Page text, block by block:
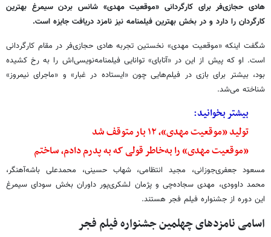
هادی حجازی‌فر برای کارگردانی «موقعیت مهدی» شانس بردن سیمرغ بهترین
کارگردان را دارد و در بخش بهترین فیلمنامه نیز نامزد دریافت جایزه است.
شگفت اینکه «موقعیت مهدی» نخستین تجربه هادی حجازی‌فر در مقام کارگردانی
است. او که پیش از این در «آتابای» توانایی فیلمنامه‌نویسی‌اش را به رخ کشیده
بود، بیشتر برای بازی در فیلم‌هایی چون «ایستاده در غبار» و «ماجرای نیمروز»
شناخته می‌شد.
بیشتر بخوانید:
تولید «موقعیت مهدی»، ۱۲ بار متوقف شد
«موقعیت مهدی» را به‌خاطر قولی که به پدرم دادم، ساختم
مسعود جعفری‌جوزانی، مجید انتظامی، شهاب حسینی، محمدعلی باشه‌آهنگر،
محمد داوودی، مهدی سجاده‌چی و پژمان لشکری‌پور داوران بخش سودای سیمرغ
این دوره از جشنواره فیلم فجر هستند.
اسامی نامزدهای چهلمین جشنواره فیلم فجر